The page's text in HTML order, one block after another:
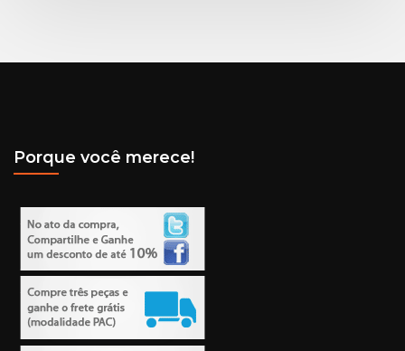
Porque você merece!